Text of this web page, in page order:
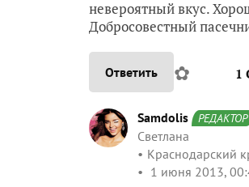
невероятный вкус.
Добросовестный
Ответить ✿ 1
Samdolis РЕДАКТОР
Светлана
Краснодарский
1 июня 2013,